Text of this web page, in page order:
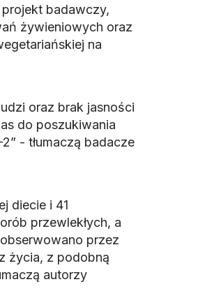
badawczy,
żywieniowych oraz
na
oraz brak jasności
do poszukiwania
- tłumaczą badacze
diecie i 41
przewlekłych, a
przez
życia, z podobną
autorzy